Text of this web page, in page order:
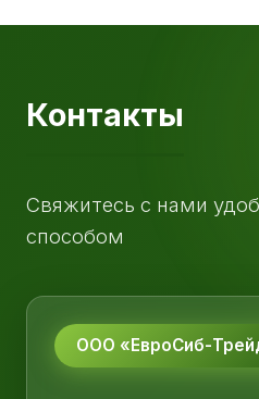
Контакты
Свяжитесь с нами
способом
ООО «ЕвроСиб-